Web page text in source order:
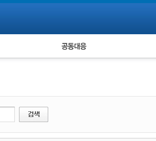
계 피해자 공동대응